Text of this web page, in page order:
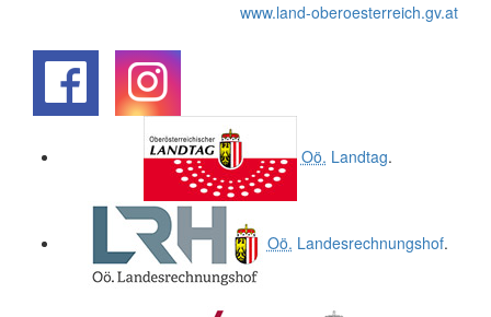
www.land-oberoesterreich.gv.at
Oö. Landtag.
Oö. Landesrechnungshof.